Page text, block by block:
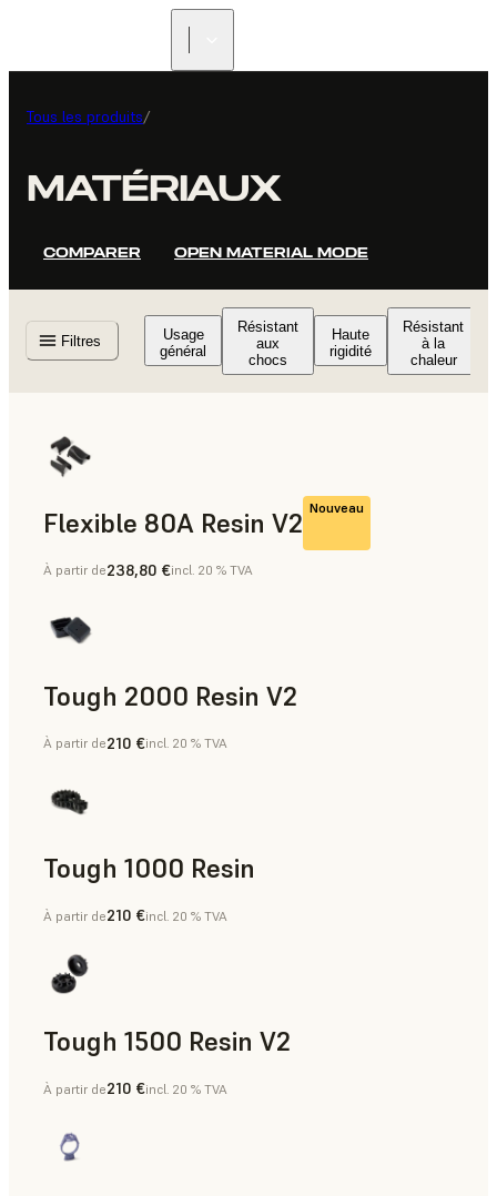
Tous les produits/
MATÉRIAUX
COMPARER OPEN MATERIAL MODE
Filtres
Usage
général
Résistant
aux
chocs
Haute
rigidité
Résistant
à la
chaleur
Flexible 80A Resin V2 Nouveau
À partir de238,80 €incl. 20 % TVA
Tough 2000 Resin V2
Aides à la fabrication, Pièces finales, Prototypage rapide
À partir de210 €incl. 20 % TVA
Tough 1000 Resin
Aides à la fabrication, Pièces finales, Prototypage rapide
À partir de210 €incl. 20 % TVA
Tough 1500 Resin V2
Aides à la fabrication, Pièces finales, Prototypage rapide
À partir de210 €incl. 20 % TVA